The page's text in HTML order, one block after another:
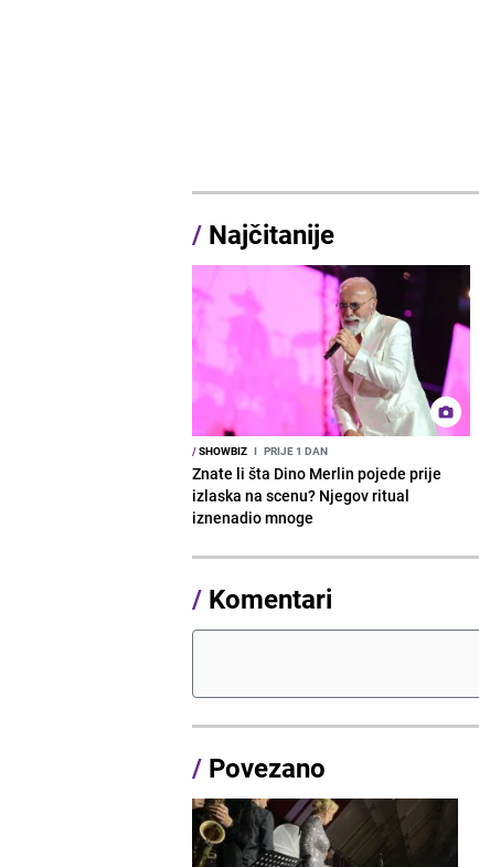
/ Najčitanije
/SHOWBIZ I PRIJE 1 DAN
Znate li šta Dino Merlin pojede prije
izlaska na scenu? Njegov ritual
iznenadio mnoge
/ Komentari
/ Povezano